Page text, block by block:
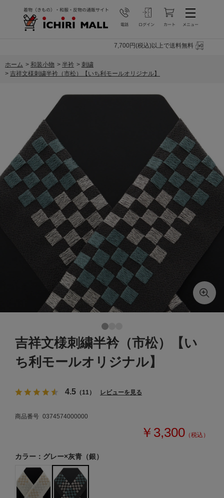
7,700円(税込)以上で送料無料
ホーム > 和装小物 > 半衿 > 刺繍
> 吉祥文様刺繍半衿（市松）【いち利モールオリジナル】
吉祥文様刺繍半衿（市松）【い
ち利モールオリジナル】
4.5 （11） レビューを見る
商品番号 0374574000000
￥3,300 （税込）
カラー：グレー×灰青（銀）